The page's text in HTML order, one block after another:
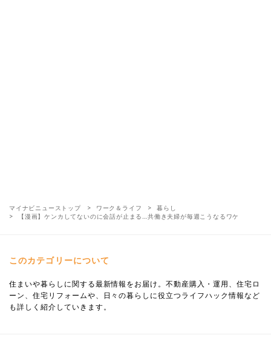
マイナビニューストップ ワーク＆ライフ
暮らし
【漫画】ケンカしてないのに会話が止まる…共働き夫婦が毎週こうなるワケ
このカテゴリーについて
住まいや暮らしに関する最新情報をお届け。不動産購入・運用、住宅ロ
ーン、住宅リフォームや、日々の暮らしに役立つライフハック情報など
も詳しく紹介していきます。